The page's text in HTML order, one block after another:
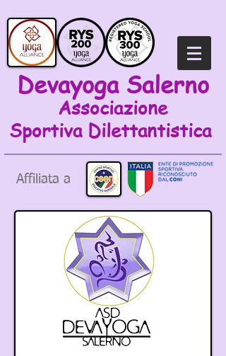
Devayoga Salerno
Associazione
Sportiva Dilettantistica
Affiliata a